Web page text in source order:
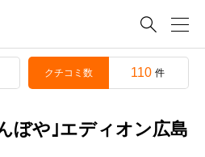

クチコミ数 110 件
ぼや｣エディオン広島